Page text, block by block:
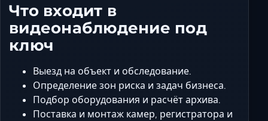
Что входит в
видеонаблюдение под
ключ
Выезд на объект и обследование.
Определение зон риска и задач бизнеса.
Подбор оборудования и расчёт архива.
Поставка и монтаж камер, регистратора и